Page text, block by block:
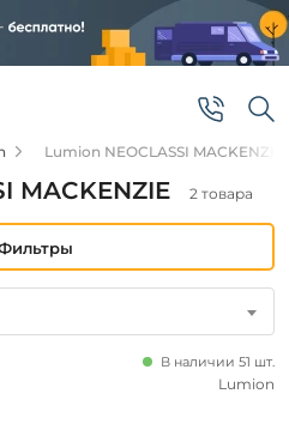
Lumion NEOCLASSI MACKENZIE
MACKENZIE 2 товара
В наличии 51 шт.
Lumion